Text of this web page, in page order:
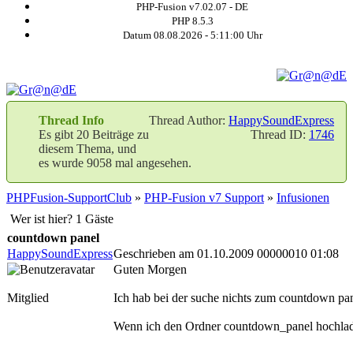
PHP-Fusion v7.02.07 - DE
PHP 8.5.3
Datum 08.08.2026 - 5:11:01 Uhr
Thread Author: HappySoundExpress
Thread ID: 1746
Thread Info
Es gibt 20 Beiträge zu
diesem Thema, und
es wurde 9058 mal angesehen.
PHPFusion-SupportClub » PHP-Fusion v7 Support » Infusionen
Wer ist hier? 1 Gäste
countdown panel
HappySoundExpressGeschrieben am 01.10.2009 00000010 01:08
Mitglied
Guten Morgen
Ich hab bei der suche nichts zum countdown
Wenn ich den Ordner countdown_panel